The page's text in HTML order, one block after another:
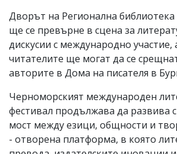
Дворът на Регионална
ще се превърне в сцена за
дискусии с международно участие,
читателите ще могат да се
авторите в Дома на писателя в
Черноморският международен
фестивал продължава да развива
мост между езици, общности и
- отворена платформа, в която